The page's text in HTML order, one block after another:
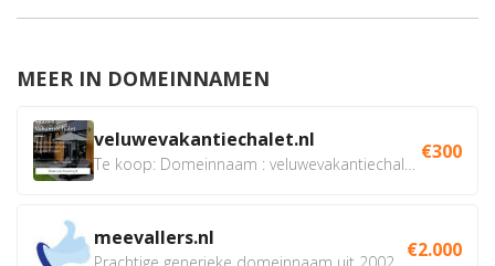
MEER IN DOMEINNAMEN
veluwevakantiechalet.nl €300
meevallers.nl €2.000